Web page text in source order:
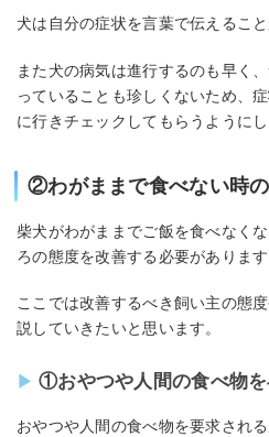
犬は自分の症状を言葉で伝えること
また犬の病気は進行するのも早く
っていることも珍しくないため、
に行きチェックしてもらうようにし
②わがままで食べない時
柴犬がわがままでご飯を食べなく
ろの態度を改善する必要があります
ここでは改善するべき飼い主の態
説していきたいと思います。
①おやつや人間の食べ物
おやつや人間の食べ物を要求され